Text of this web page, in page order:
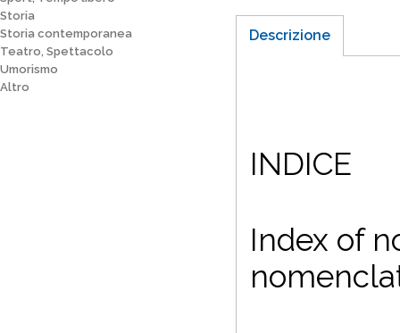
Storia
Storia contemporanea
Teatro, Spettacolo
Umorismo
Altro
Descrizione
INDICE
Index of